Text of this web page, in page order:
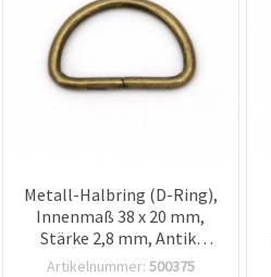
Metall-Halbring (D-Ring),
Innenmaß 38 x 20 mm,
Stärke 2,8 mm, Antik-
Bronze – 10 Stück
Artikelnummer: 500375